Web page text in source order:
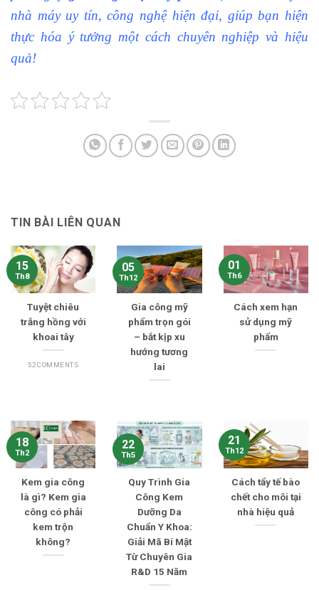
nhà máy uy tín, công nghệ hiện đại, giúp bạn hiện
thực hóa ý tưởng một cách chuyên nghiệp và hiệu
quả!
TIN BÀI LIÊN QUAN
Tuyệt chiêu
trắng hồng với
khoai tây
52 COMMENTS
15
Th8
Gia công mỹ
phẩm trọn gói
– bắt kịp xu
hướng tương
lai
05
Th12
Cách xem hạn
sử dụng mỹ
phẩm
01
Th6
Kem gia công
là gì? Kem gia
công có phải
kem trộn
không?
18
Th2
Quy Trình Gia
Công Kem
Dưỡng Da
Chuẩn Y Khoa:
Giải Mã Bí Mật
Từ Chuyên Gia
R&D 15 Năm
22
Th5
Cách tẩy tế bào
chết cho môi tại
nhà hiệu quả
21
Th12